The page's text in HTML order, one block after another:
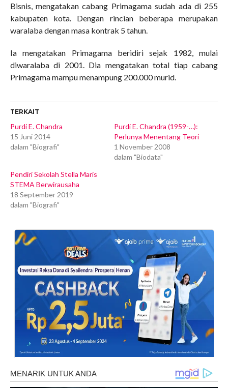
Bisnis, mengatakan cabang Primagama sudah ada di 255
kabupaten kota. Dengan rincian beberapa merupakan
waralaba dengan masa kontrak 5 tahun.
Ia mengatakan Primagama beridiri sejak 1982, mulai
diwaralaba di 2001. Dia mengatakan total tiap cabang
Primagama mampu menampung 200.000 murid.
TERKAIT
Purdi E. Chandra
15 Juni 2014
dalam "Biografi"
Purdi E. Chandra (1959-…):
Perlunya Menentang Teori
1 November 2008
dalam "Biodata"
Pendiri Sekolah Stella Maris
STEMA Berwirausaha
18 September 2019
dalam "Biografi"